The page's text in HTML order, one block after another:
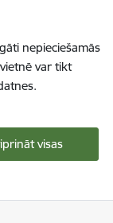
nepieciešamās
var tikt
visas